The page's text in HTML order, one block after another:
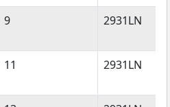
9 2931LN
11 2931LN